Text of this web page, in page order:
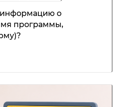
информацию о
программы,